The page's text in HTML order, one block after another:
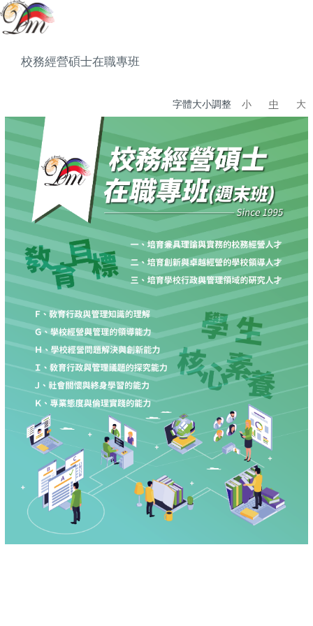
校務經營碩士在職專班
字體大小調整 小 中 大